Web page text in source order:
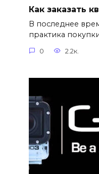
Как заказать
В последнее
практика
0 2.2к.